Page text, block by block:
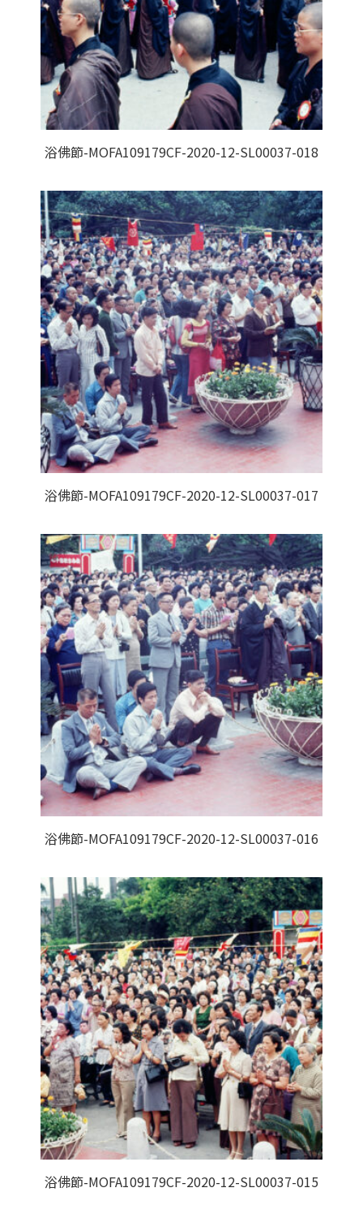
浴佛節-MOFA109179CF-2020-12-SL00037-018
浴佛節-MOFA109179CF-2020-12-SL00037-017
浴佛節-MOFA109179CF-2020-12-SL00037-016
浴佛節-MOFA109179CF-2020-12-SL00037-015